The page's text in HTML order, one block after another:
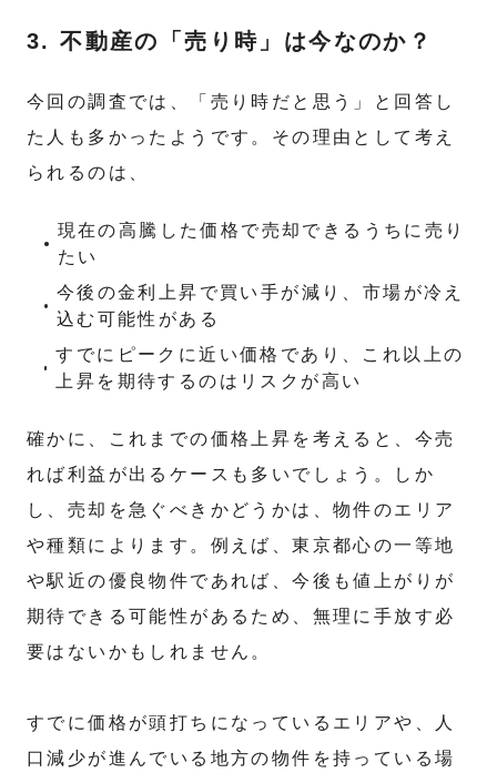
3. 不動産の「売り時」は今なのか？
今回の調査では、「売り時だと思う」と回答し
た人も多かったようです。その理由として考え
られるのは、
現在の高騰した価格で売却できるうちに売り
たい
今後の金利上昇で買い手が減り、市場が冷え
込む可能性がある
すでにピークに近い価格であり、これ以上の
上昇を期待するのはリスクが高い
確かに、これまでの価格上昇を考えると、今売
れば利益が出るケースも多いでしょう。しか
し、売却を急ぐべきかどうかは、物件のエリア
や種類によります。例えば、東京都心の一等地
や駅近の優良物件であれば、今後も値上がりが
期待できる可能性があるため、無理に手放す必
要はないかもしれません。
すでに価格が頭打ちになっているエリアや、人
口減少が進んでいる地方の物件を持っている場